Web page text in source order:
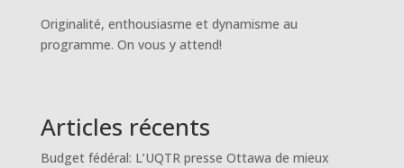
Originalité, enthousiasme et dynamisme au
programme. On vous y attend!
Articles récents
Budget fédéral: L’UQTR presse Ottawa de mieux